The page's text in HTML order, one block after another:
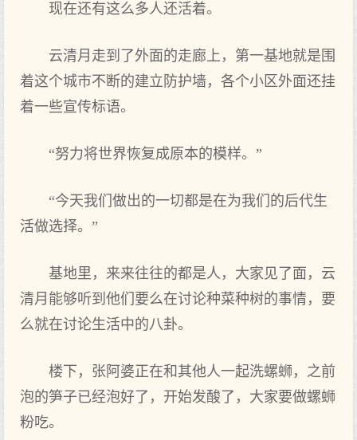
现在还有这么多人还活着。
云清月走到了外面的走廊上，第一基地就是围
着这个城市不断的建立防护墙，各个小区外面还挂
着一些宣传标语。
“努力将世界恢复成原本的模样。”
“今天我们做出的一切都是在为我们的后代生
活做选择。”
基地里，来来往往的都是人，大家见了面，云
清月能够听到他们要么在讨论种菜种树的事情，要
么就在讨论生活中的八卦。
楼下，张阿婆正在和其他人一起洗螺蛳，之前
泡的笋子已经泡好了，开始发酸了，大家要做螺蛳
粉吃。